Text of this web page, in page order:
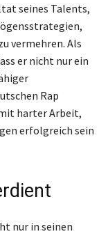
seines Talents,
vermehren. Als
er nicht nur ein
Rap
harter Arbeit,
erfolgreich sein
nur in seinen